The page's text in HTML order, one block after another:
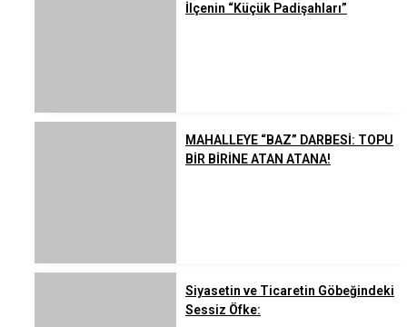
İlçenin “Küçük Padişahları”
MAHALLEYE “BAZ” DARBESİ: TOPU
BİR BİRİNE ATAN ATANA!
Siyasetin ve Ticaretin Göbeğindeki
Sessiz Öfke: